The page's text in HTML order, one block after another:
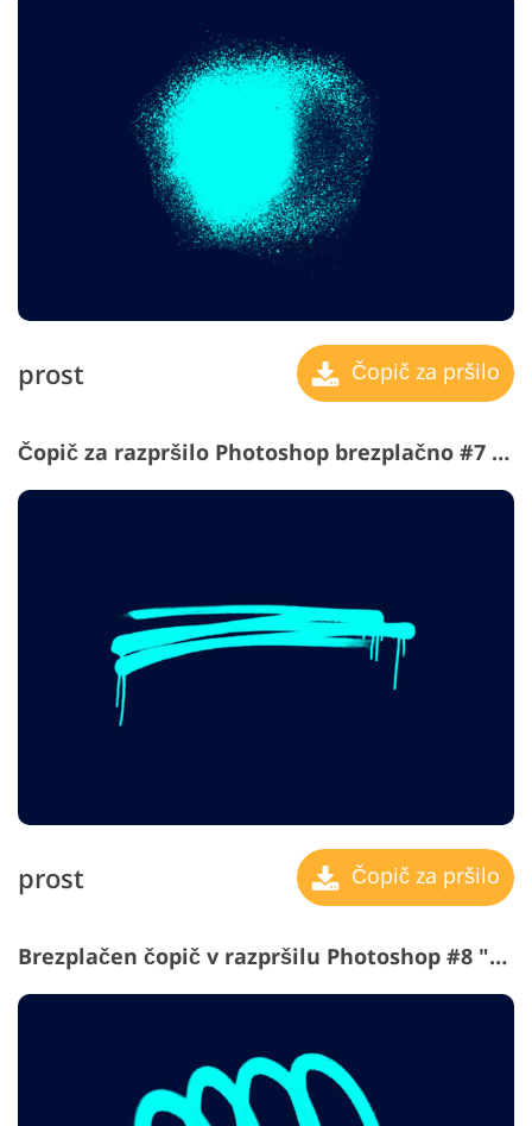
prost Čopič za pršilo
Čopič za razpršilo Photoshop brezplačno #7 "Crossed"
prost Čopič za pršilo
Brezplačen čopič v razpršilu Photoshop #8 "Patterns"